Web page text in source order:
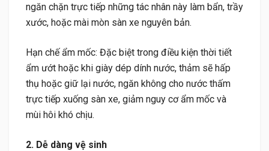
ngăn chặn trực tiếp những tác nhân này làm bẩn, trầy
xước, hoặc mài mòn sàn xe nguyên bản.
Hạn chế ẩm mốc: Đặc biệt trong điều kiện thời tiết
ẩm ướt hoặc khi giày dép dính nước, thảm sẽ hấp
thụ hoặc giữ lại nước, ngăn không cho nước thấm
trực tiếp xuống sàn xe, giảm nguy cơ ẩm mốc và
mùi hôi khó chịu.
2. Dễ dàng vệ sinh